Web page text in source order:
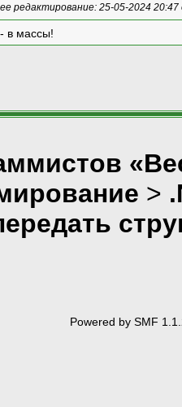
error;
редактирование: 25-05-2024
в массы!
>
Powered by SMF